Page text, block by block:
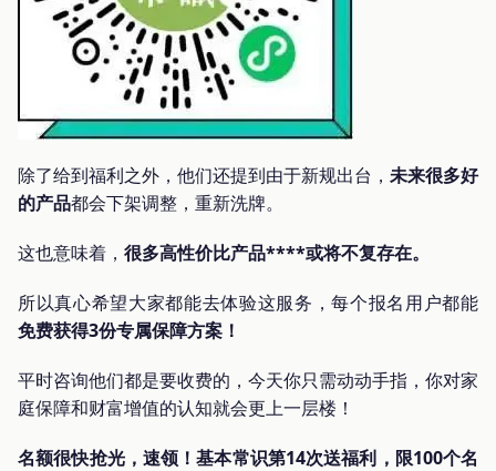
除了给到福利之外，他们还提到由于新规出台， 未来很多好
的产品都会下架调整，重新洗牌。
这也意味着， 很多高性价比产品****或将不复存在。
所以真心希望大家都能去体验这服务，每个报名用户都能
免费获得3份专属保障方案！
平时咨询他们都是要收费的，今天你只需动动手指，你对家
庭保障和财富增值的认知就会更上一层楼！
名额很快抢光，速领！基本常识第14次送福利，限100个名